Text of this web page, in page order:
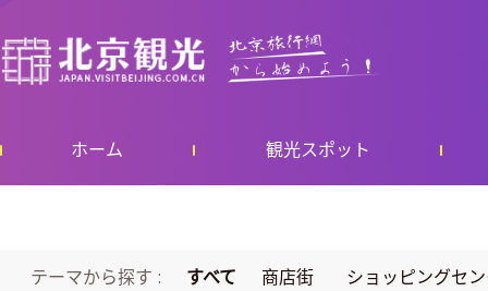
ホーム 観光スポット
テーマから探す : すべて 商店街 ショッピングセ